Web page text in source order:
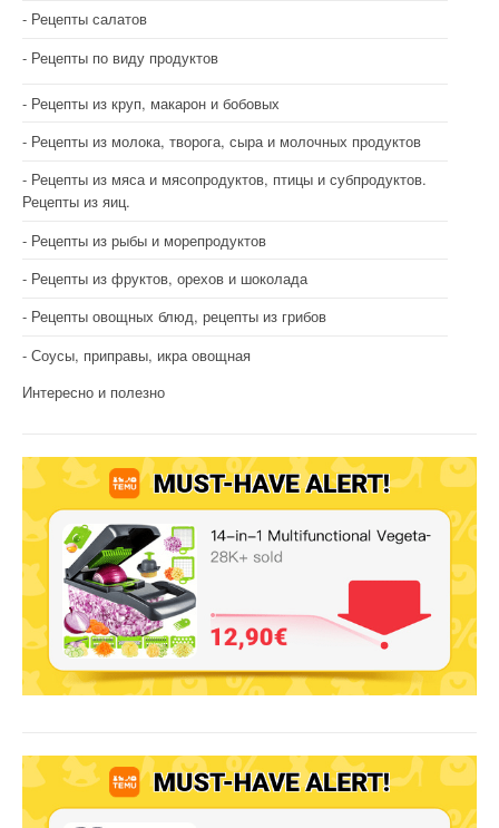
Рецепты салатов
Рецепты по виду продуктов
Рецепты из круп, макарон и бобовых
Рецепты из молока, творога, сыра и молочных продуктов
Рецепты из мяса и мясопродуктов, птицы и субпродуктов.
Рецепты из яиц.
Рецепты из рыбы и морепродуктов
Рецепты из фруктов, орехов и шоколада
Рецепты овощных блюд, рецепты из грибов
Соусы, приправы, икра овощная
Интересно и полезно